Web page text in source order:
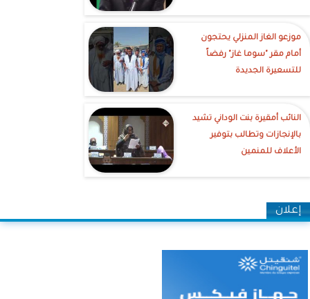
موزعو الغاز المنزلي يحتجون
أمام مقر "سوما غاز" رفضاً
للتسعيرة الجديدة
النائب أمقيرة بنت الوداني تشيد
بالإنجازات وتطالب بتوفير
الأعلاف للمنمين
إعلان